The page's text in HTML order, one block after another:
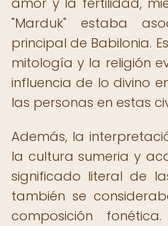
"Marduk" estaba
principal de Babilonia.
mitología y la religión
influencia de lo divino
las personas en estas
Además, la
la cultura sumeria y
significado literal de
también se
composición